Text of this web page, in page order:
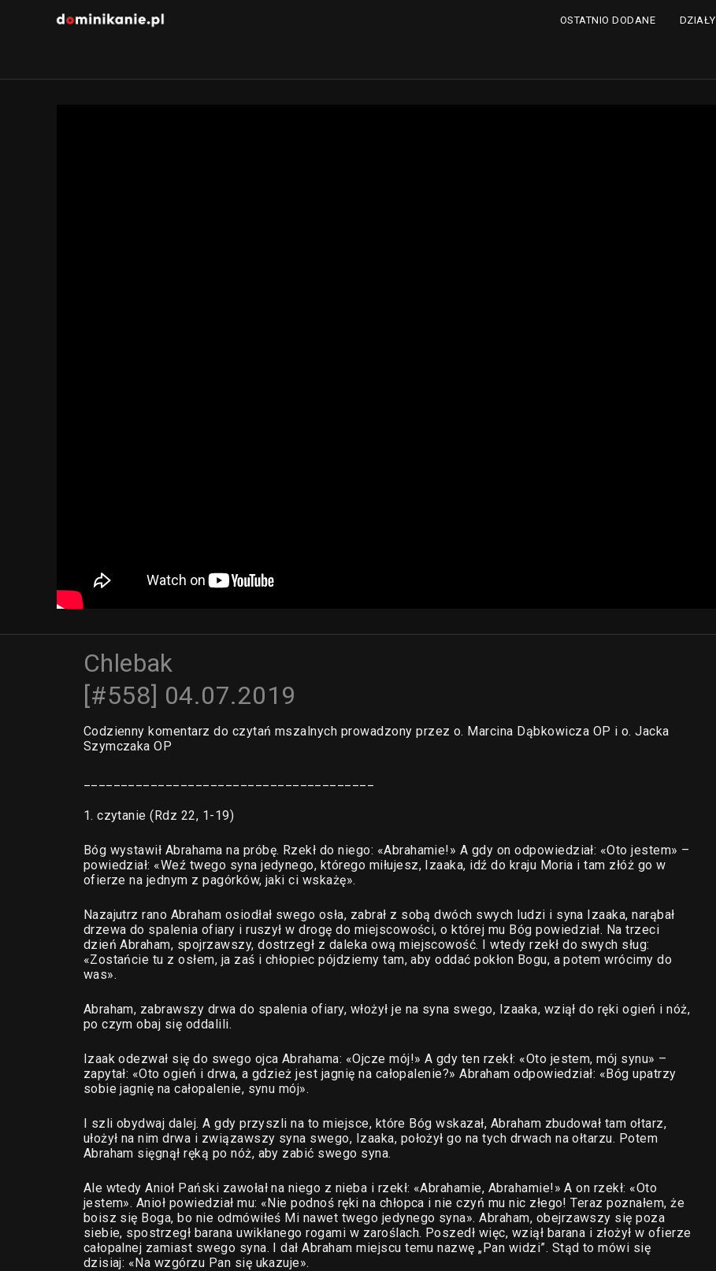
OSTATNIO DODANE DZIAŁY
Chlebak
[#558] 04.07.2019
Codzienny komentarz do czytań mszalnych prowadzony przez o. Marcina Dąbkowicza OP i o. Jacka
Szymczaka OP
1. czytanie (Rdz 22, 1-19)
Bóg wystawił Abrahama na próbę. Rzekł do niego: «Abrahamie!» A gdy on odpowiedział: «Oto jestem» –
powiedział: «Weź twego syna jedynego, którego miłujesz, Izaaka, idź do kraju Moria i tam złóż go w
ofierze na jednym z pagórków, jaki ci wskażę».
Nazajutrz rano Abraham osiodłał swego osła, zabrał z sobą dwóch swych ludzi i syna Izaaka, narąbał
drzewa do spalenia ofiary i ruszył w drogę do miejscowości, o której mu Bóg powiedział. Na trzeci
dzień Abraham, spojrzawszy, dostrzegł z daleka ową miejscowość. I wtedy rzekł do swych sług:
«Zostańcie tu z osłem, ja zaś i chłopiec pójdziemy tam, aby oddać pokłon Bogu, a potem wrócimy do
was».
Abraham, zabrawszy drwa do spalenia ofiary, włożył je na syna swego, Izaaka, wziął do ręki ogień i nóż,
po czym obaj się oddalili.
Izaak odezwał się do swego ojca Abrahama: «Ojcze mój!» A gdy ten rzekł: «Oto jestem, mój synu» –
zapytał: «Oto ogień i drwa, a gdzież jest jagnię na całopalenie?» Abraham odpowiedział: «Bóg upatrzy
sobie jagnię na całopalenie, synu mój».
I szli obydwaj dalej. A gdy przyszli na to miejsce, które Bóg wskazał, Abraham zbudował tam ołtarz,
ułożył na nim drwa i związawszy syna swego, Izaaka, położył go na tych drwach na ołtarzu. Potem
Abraham sięgnął ręką po nóż, aby zabić swego syna.
Ale wtedy Anioł Pański zawołał na niego z nieba i rzekł: «Abrahamie, Abrahamie!» A on rzekł: «Oto
jestem». Anioł powiedział mu: «Nie podnoś ręki na chłopca i nie czyń mu nic złego! Teraz poznałem, że
boisz się Boga, bo nie odmówiłeś Mi nawet twego jedynego syna». Abraham, obejrzawszy się poza
siebie, spostrzegł barana uwikłanego rogami w zaroślach. Poszedł więc, wziął barana i złożył w ofierze
całopalnej zamiast swego syna. I dał Abraham miejscu temu nazwę „Pan widzi”. Stąd to mówi się
dzisiaj: «Na wzgórzu Pan się ukazuje».